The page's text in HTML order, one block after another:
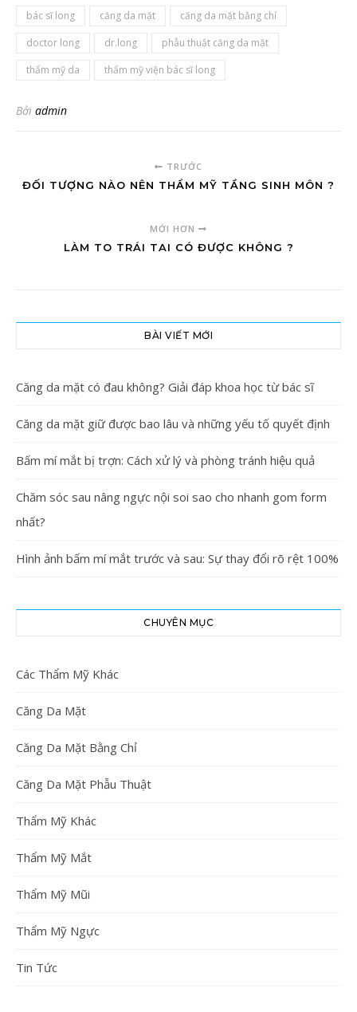
bác sĩ long căng da mặt
căng da mặt bằng chỉ
doctor long
dr.long
phẫu thuật căng da mặt
thẩm mỹ da
thẩm mỹ viện bác sĩ long
Bởi admin
TRƯỚC
ĐỐI TƯỢNG NÀO NÊN THẨM MỸ TẦNG SINH MÔN ?
MỚI HƠN
LÀM TO TRÁI TAI CÓ ĐƯỢC KHÔNG ?
BÀI VIẾT MỚI
Căng da mặt có đau không? Giải đáp khoa học từ bác sĩ
Căng da mặt giữ được bao lâu và những yếu tố quyết định
Bấm mí mắt bị trợn: Cách xử lý và phòng tránh hiệu quả
Chăm sóc sau nâng ngực nội soi sao cho nhanh gom form
nhất?
Hình ảnh bấm mí mắt trước và sau: Sự thay đổi rõ rệt 100%
CHUYÊN MỤC
Các Thẩm Mỹ Khác
Căng Da Mặt
Căng Da Mặt Bằng Chỉ
Căng Da Mặt Phẫu Thuật
Thẩm Mỹ Khác
Thẩm Mỹ Mắt
Thẩm Mỹ Mũi
Thẩm Mỹ Ngực
Tin Tức